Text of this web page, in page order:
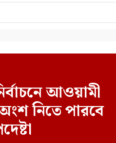
আওয়ামী
নিতে পারবে